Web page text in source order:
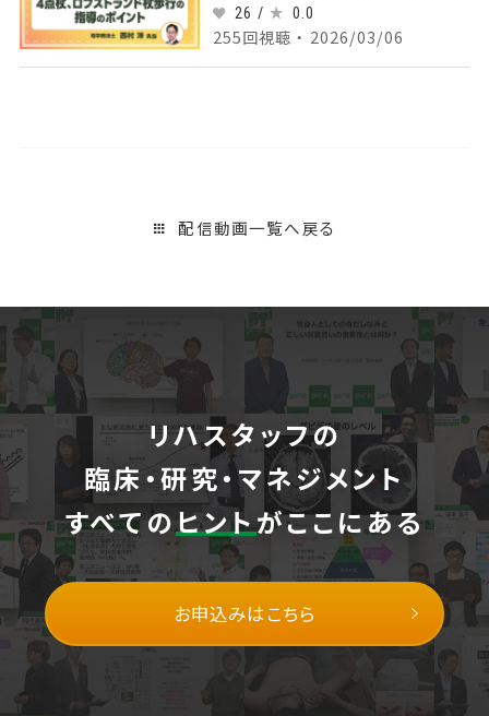
26 / 0.0
255回視聴 ・ 2026/03/06
配信動画一覧へ戻る
リハスタッフの
臨床・研究・マネジメント
すべてのヒントがここにある
お申込みはこちら